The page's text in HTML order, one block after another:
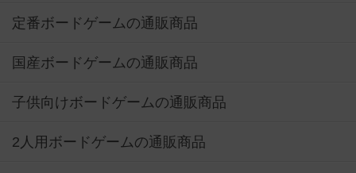
定番ボードゲームの通販商品
国産ボードゲームの通販商品
子供向けボードゲームの通販商品
2人用ボードゲームの通販商品